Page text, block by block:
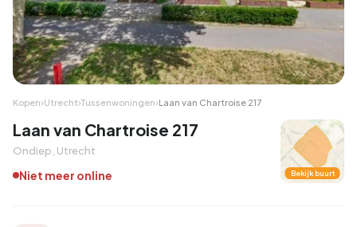
Kopen›Utrecht›Tussenwoningen›Laan van Chartroise 217
Laan van Chartroise 217
Ondiep, Utrecht
Niet meer online Bekijk buurt